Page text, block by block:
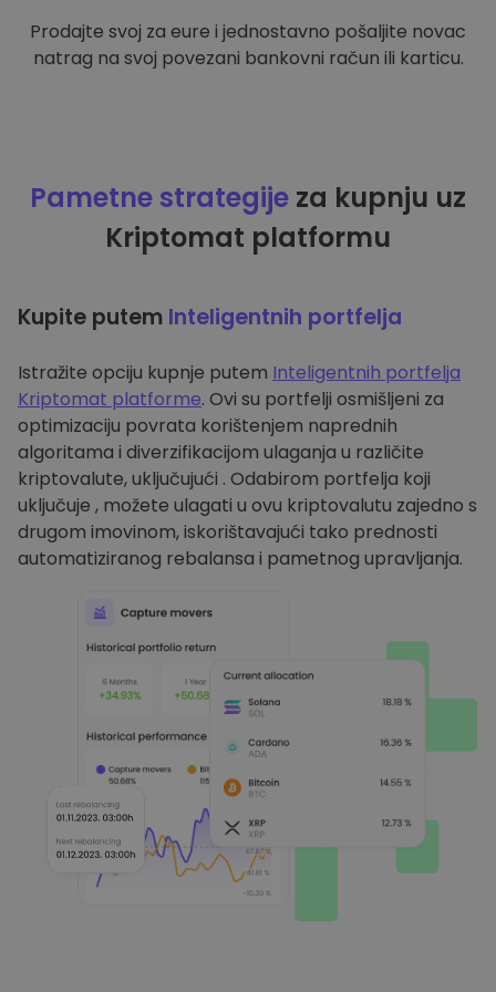
Prodajte svoj za eure i jednostavno pošaljite novac
natrag na svoj povezani bankovni račun ili karticu.
Pametne strategije za kupnju uz
Kriptomat platformu
Kupite putem Inteligentnih portfelja
Istražite opciju kupnje putem Inteligentnih portfelja
Kriptomat platforme. Ovi su portfelji osmišljeni za
optimizaciju povrata korištenjem naprednih
algoritama i diverzifikacijom ulaganja u različite
kriptovalute, uključujući . Odabirom portfelja koji
uključuje , možete ulagati u ovu kriptovalutu zajedno s
drugom imovinom, iskorištavajući tako prednosti
automatiziranog rebalansa i pametnog upravljanja.